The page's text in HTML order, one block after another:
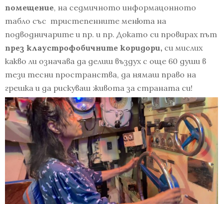
помещение, на седмичното информацонното
табло със тристепенните менюта на
подводничарите и пр. и пр. Докато си провирах път
през клаустрофобичните коридори, си мислих
какво ли означава да делиш въздух с още 60 души в
тези тесни пространства, да нямаш право на
грешка и да рискуваш живота за страната си!